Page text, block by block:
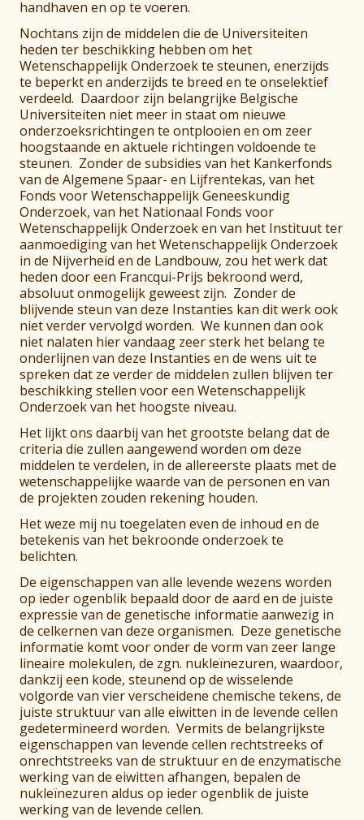
handhaven en op te voeren.
Nochtans zijn de middelen die de Universiteiten
heden ter beschikking hebben om het
Wetenschappelijk Onderzoek te steunen, enerzijds
te beperkt en anderzijds te breed en te onselektief
verdeeld. Daardoor zijn belangrijke Belgische
Universiteiten niet meer in staat om nieuwe
onderzoeksrichtingen te ontplooien en om zeer
hoogstaande en aktuele richtingen voldoende te
steunen. Zonder de subsidies van het Kankerfonds
van de Algemene Spaar- en Lijfrentekas, van het
Fonds voor Wetenschappelijk Geneeskundig
Onderzoek, van het Nationaal Fonds voor
Wetenschappelijk Onderzoek en van het Instituut ter
aanmoediging van het Wetenschappelijk Onderzoek
in de Nijverheid en de Landbouw, zou het werk dat
heden door een Francqui-Prijs bekroond werd,
absoluut onmogelijk geweest zijn. Zonder de
blijvende steun van deze Instanties kan dit werk ook
niet verder vervolgd worden. We kunnen dan ook
niet nalaten hier vandaag zeer sterk het belang te
onderlijnen van deze Instanties en de wens uit te
spreken dat ze verder de middelen zullen blijven ter
beschikking stellen voor een Wetenschappelijk
Onderzoek van het hoogste niveau.
Het lijkt ons daarbij van het grootste belang dat de
criteria die zullen aangewend worden om deze
middelen te verdelen, in de allereerste plaats met de
wetenschappelijke waarde van de personen en van
de projekten zouden rekening houden.
Het weze mij nu toegelaten even de inhoud en de
betekenis van het bekroonde onderzoek te
belichten.
De eigenschappen van alle levende wezens worden
op ieder ogenblik bepaald door de aard en de juiste
expressie van de genetische informatie aanwezig in
de celkernen van deze organismen. Deze genetische
informatie komt voor onder de vorm van zeer lange
lineaire molekulen, de zgn. nukleïnezuren, waardoor,
dankzij een kode, steunend op de wisselende
volgorde van vier verscheidene chemische tekens, de
juiste struktuur van alle eiwitten in de levende cellen
gedetermineerd worden. Vermits de belangrijkste
eigenschappen van levende cellen rechtstreeks of
onrechtstreeks van de struktuur en de enzymatische
werking van de eiwitten afhangen, bepalen de
nukleïnezuren aldus op ieder ogenblik de juiste
werking van de levende cellen.